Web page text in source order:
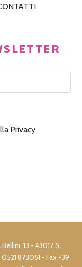
Privacy
13 - 43017 S.
873051 - Fax +39